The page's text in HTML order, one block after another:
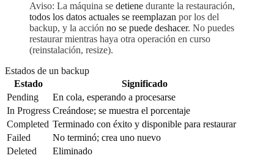
Aviso: La máquina se detiene durante la restauración,
todos los datos actuales se reemplazan por los del
backup, y la acción no se puede deshacer. No puedes
restaurar mientras haya otra operación en curso
(reinstalación, resize).
Estados de un backup
Estado
Significado
Pending
En cola, esperando a procesarse
In Progress Creándose; se muestra el porcentaje
Completed Terminado con éxito y disponible para restaurar
Failed
No terminó; crea uno nuevo
Deleted
Eliminado